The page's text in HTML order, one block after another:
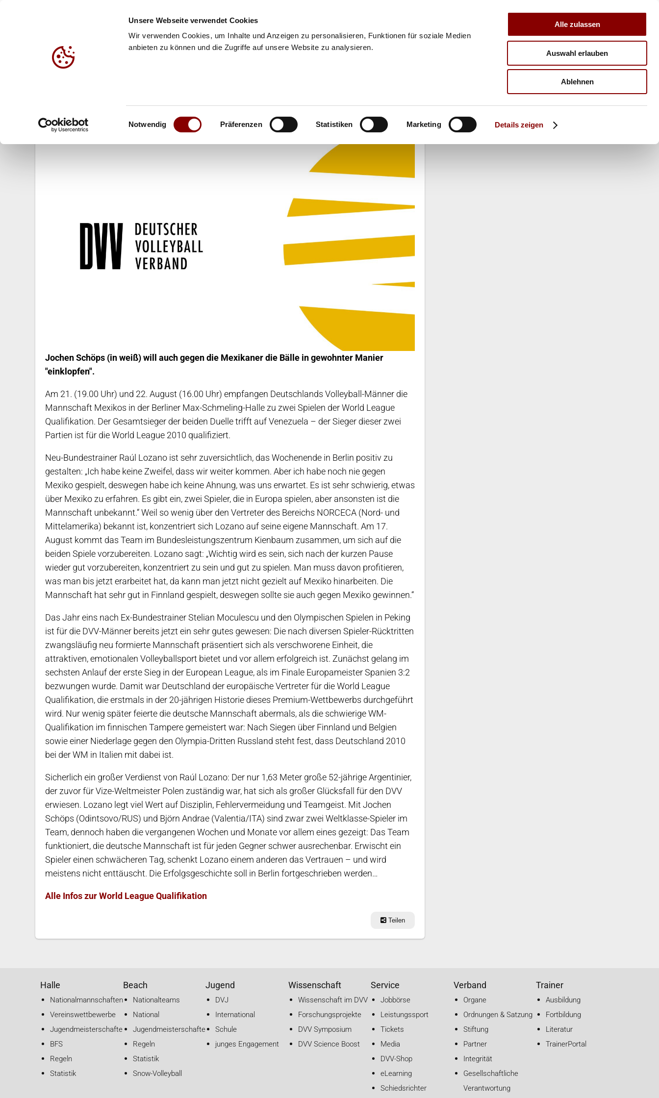
Unsere Webseite verwendet Cookies
Wir verwenden Cookies, um Inhalte und Anzeigen zu personalisieren, Funktionen für soziale Medien
anbieten zu können und die Zugriffe auf unsere Website zu analysieren.
Einwilligungsauswahl
Notwendig Präferenzen Statistiken Marketing Details zeigen
Alle zulassen
Auswahl erlauben
Ablehnen
VERBAND TRAINER
World League Qualifikation: DVV-Männer empfangen Mexiko
Jochen Schöps (in weiß) will auch gegen die Mexikaner die Bälle in gewohnter Manier
"einklopfen".
Am 21. (19.00 Uhr) und 22. August (16.00 Uhr) empfangen Deutschlands Volleyball-Männer die
Mannschaft Mexikos in der Berliner Max-Schmeling-Halle zu zwei Spielen der World League
Qualifikation. Der Gesamtsieger der beiden Duelle trifft auf Venezuela – der Sieger dieser zwei
Partien ist für die World League 2010 qualifiziert.
Neu-Bundestrainer Raúl Lozano ist sehr zuversichtlich, das Wochenende in Berlin positiv zu
gestalten: „Ich habe keine Zweifel, dass wir weiter kommen. Aber ich habe noch nie gegen
Mexiko gespielt, deswegen habe ich keine Ahnung, was uns erwartet. Es ist sehr schwierig, etwas
über Mexiko zu erfahren. Es gibt ein, zwei Spieler, die in Europa spielen, aber ansonsten ist die
Mannschaft unbekannt.“ Weil so wenig über den Vertreter des Bereichs NORCECA (Nord- und
Mittelamerika) bekannt ist, konzentriert sich Lozano auf seine eigene Mannschaft. Am 17.
August kommt das Team im Bundesleistungszentrum Kienbaum zusammen, um sich auf die
beiden Spiele vorzubereiten. Lozano sagt: „Wichtig wird es sein, sich nach der kurzen Pause
wieder gut vorzubereiten, konzentriert zu sein und gut zu spielen. Man muss davon profitieren,
was man bis jetzt erarbeitet hat, da kann man jetzt nicht gezielt auf Mexiko hinarbeiten. Die
Mannschaft hat sehr gut in Finnland gespielt, deswegen sollte sie auch gegen Mexiko gewinnen.“
Das Jahr eins nach Ex-Bundestrainer Stelian Moculescu und den Olympischen Spielen in Peking
ist für die DVV-Männer bereits jetzt ein sehr gutes gewesen: Die nach diversen Spieler-Rücktritten
zwangsläufig neu formierte Mannschaft präsentiert sich als verschworene Einheit, die
attraktiven, emotionalen Volleyballsport bietet und vor allem erfolgreich ist. Zunächst gelang im
sechsten Anlauf der erste Sieg in der European League, als im Finale Europameister Spanien 3:2
bezwungen wurde. Damit war Deutschland der europäische Vertreter für die World League
Qualifikation, die erstmals in der 20-jährigen Historie dieses Premium-Wettbewerbs durchgeführt
wird. Nur wenig später feierte die deutsche Mannschaft abermals, als die schwierige WM-
Qualifikation im finnischen Tampere gemeistert war: Nach Siegen über Finnland und Belgien
sowie einer Niederlage gegen den Olympia-Dritten Russland steht fest, dass Deutschland 2010
bei der WM in Italien mit dabei ist.
Sicherlich ein großer Verdienst von Raúl Lozano: Der nur 1,63 Meter große 52-jährige Argentinier,
der zuvor für Vize-Weltmeister Polen zuständig war, hat sich als großer Glücksfall für den DVV
erwiesen. Lozano legt viel Wert auf Disziplin, Fehlervermeidung und Teamgeist. Mit Jochen
Schöps (Odintsovo/RUS) und Björn Andrae (Valentia/ITA) sind zwar zwei Weltklasse-Spieler im
Team, dennoch haben die vergangenen Wochen und Monate vor allem eines gezeigt: Das Team
funktioniert, die deutsche Mannschaft ist für jeden Gegner schwer ausrechenbar. Erwischt ein
Spieler einen schwächeren Tag, schenkt Lozano einem anderen das Vertrauen – und wird
meistens nicht enttäuscht. Die Erfolgsgeschichte soll in Berlin fortgeschrieben werden…
Alle Infos zur World League Qualifikation
Teilen
Halle
Nationalmannschaften
Vereinswettbewerbe
Jugendmeisterschaften
BFS
Regeln
Statistik
Beach
Nationalteams
National
Jugendmeisterschaften
Regeln
Statistik
Snow-Volleyball
Jugend
DVJ
International
Schule
junges Engagement
Wissenschaft
Wissenschaft im DVV
Forschungsprojekte
DVV Symposium
DVV Science Boost
Service
Jobbörse
Leistungssport
Tickets
Media
DVV-Shop
eLearning
Schiedsrichter
Verband
Organe
Ordnungen & Satzung
Stiftung
Partner
Integrität
Gesellschaftliche
Verantwortung
Trainer
Ausbildung
Fortbildung
Literatur
TrainerPortal